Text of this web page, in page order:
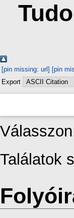
[pin missing: url] [pin
Export
Találatok